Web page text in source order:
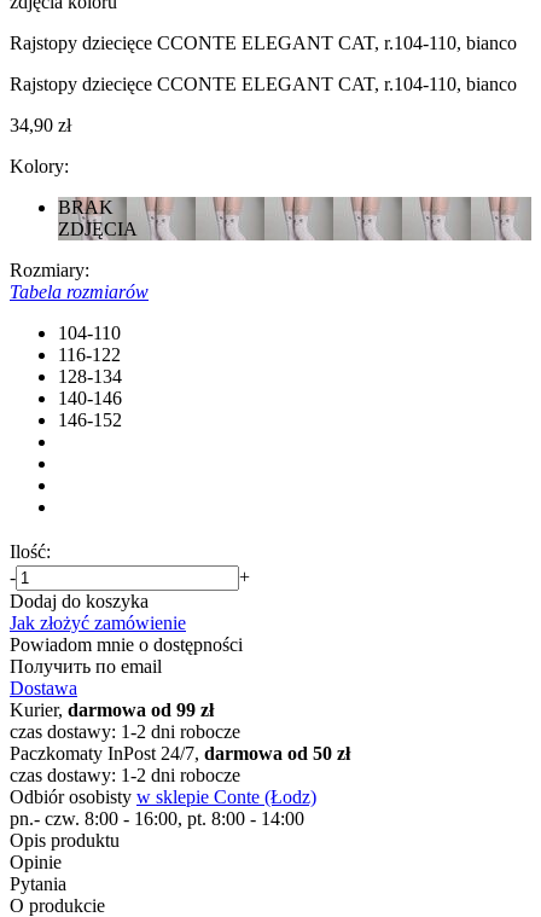
Rajstopy dziecięce CCONTE ELEGANT CAT, r.104-110, bianco
Rajstopy dziecięce CCONTE ELEGANT CAT, r.104-110, bianco
34,90 zł
Kolory:
BRAK
ZDJĘCIA
Rozmiary:
Tabela rozmiarów
104-110
116-122
128-134
140-146
146-152
Ilość:
-
+
Dodaj do koszyka
Jak złożyć zamówienie
Powiadom mnie o dostępności
Получить по email
Dostawa
Kurier, darmowa od 99 zł
czas dostawy: 1-2 dni robocze
Paczkomaty InPost 24/7, darmowa od 50 zł
czas dostawy: 1-2 dni robocze
Odbiór osobisty w sklepie Conte (Łodz)
pn.- czw. 8:00 - 16:00, pt. 8:00 - 14:00
Opis produktu
Opinie
Pytania
O produkcie